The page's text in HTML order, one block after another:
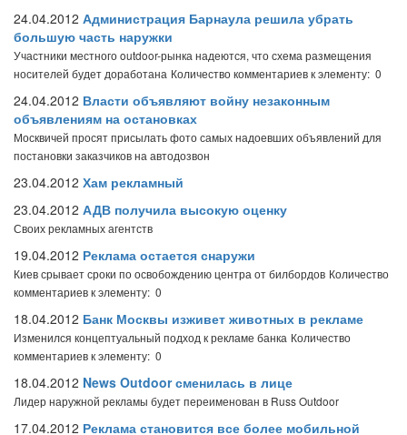
24.04.2012 Администрация Барнаула решила убрать
большую часть наружки
Участники местного outdoor-рынка надеются, что схема размещения
носителей будет доработана Количество комментариев к элементу: 0
24.04.2012 Власти объявляют войну незаконным
объявлениям на остановках
Москвичей просят присылать фото самых надоевших объявлений для
постановки заказчиков на автодозвон
23.04.2012 Хам рекламный
23.04.2012 АДВ получила высокую оценку
Своих рекламных агентств
19.04.2012 Реклама остается снаружи
Киев срывает сроки по освобождению центра от билбордов Количество
комментариев к элементу: 0
18.04.2012 Банк Москвы изживет животных в рекламе
Изменился концептуальный подход к рекламе банка Количество
комментариев к элементу: 0
18.04.2012 News Outdoor сменилась в лице
Лидер наружной рекламы будет переименован в Russ Outdoor
17.04.2012 Реклама становится все более мобильной